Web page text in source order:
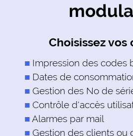
Choisissez vos
Impression des codes
Dates de
Gestion des No de
Contrôle d'accès
Alarmes par mail
Gestion des clients ou